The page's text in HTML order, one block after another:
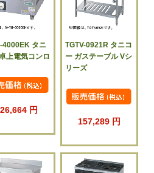
4000EK タニ
上電気コンロ
円
TGTV-0921R タニコ
ー ガステーブル Vシ
リーズ
157,289 円